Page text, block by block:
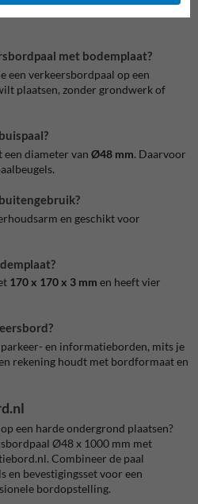
met bodemplaat?
een verkeersbordpaal op een
plaatsen, zonder grondwerk of
diameter van Ø48 mm. Daarvoor
en geschikt voor
170 x 170 x 3 mm en heeft vier
en informatieborden, mits je
rekening houdt met bordformaat en
een harde ondergrond plaatsen?
Ø48 x 1000 mm met
Combineer de paal
en bevestigingsset voor een
bordopstelling.